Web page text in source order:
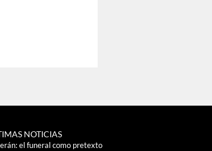
NOTICIAS
el funeral como pretexto